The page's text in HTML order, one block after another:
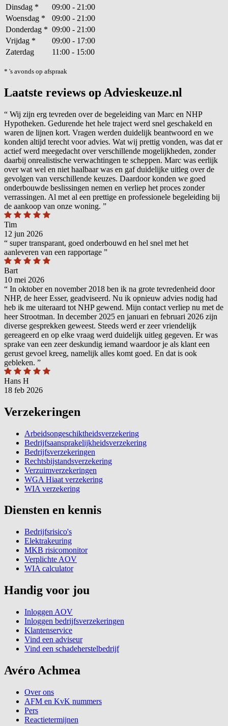
Dinsdag *
09:00 - 21:00
Woensdag *
09:00 - 21:00
Donderdag * 09:00 - 21:00
Vrijdag *
09:00 - 17:00
Zaterdag
11:00 - 15:00
* 's avonds op afspraak
Laatste reviews op Advieskeuze.nl
“ Wij zijn erg tevreden over de begeleiding van Marc en NHP
Hypotheken. Gedurende het hele traject werd snel geschakeld en
waren de lijnen kort. Vragen werden duidelijk beantwoord en we
konden altijd terecht voor advies. Wat wij prettig vonden, was dat er
actief werd meegedacht over verschillende mogelijkheden, zonder
daarbij onrealistische verwachtingen te scheppen. Marc was eerlijk
over wat wel en niet haalbaar was en gaf duidelijke uitleg over de
gevolgen van verschillende keuzes. Daardoor konden we goed
onderbouwde beslissingen nemen en verliep het proces zonder
verrassingen. Al met al een prettige en professionele begeleiding bij
de aankoop van onze woning. ”
Tim
12 jun 2026
“ super transparant, goed onderbouwd en hel snel met het
aanleveren van een rapportage ”
Bart
10 mei 2026
“ In oktober en november 2018 ben ik na grote tevredenheid door
NHP, de heer Esser, geadviseerd. Nu ik opnieuw advies nodig had
heb ik me uiteraard tot NHP gewend. Mijn contact verliep nu met de
heer Strootman. In december 2025 en januari en februari 2026 zijn
diverse gesprekken geweest. Steeds werd er zeer vriendelijk
gereageerd en op elke vraag werd duidelijk uitleg gegeven. Er was
sprake van een zeer deskundig iemand waardoor je als klant een
gerust gevoel kreeg, namelijk alles komt goed. En dat is ook
gebleken. ”
Hans H
18 feb 2026
Verzekeringen
Arbeidsongeschiktheidsverzekering
Bedrijfsaansprakelijkheidsverzekering
Bedrijfsverzekeringen
Rechtsbijstandsverzekering
Verzuimverzekeringen
WGA Hiaat verzekering
WIA verzekering
Diensten en kennis
Bedrijfsrisico's
Elektrakeuring
MKB risicomonitor
Verplichte AOV
WIA calculator
Handig voor jou
Inloggen AOV
Inloggen bedrijfsverzekeringen
Klantenservice
Vind een adviseur
Vind een schadeherstelbedrijf
Avéro Achmea
Over ons
AFM en KvK nummers
Pers
Reactietermijnen